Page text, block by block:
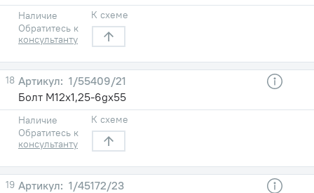
Наличие
Обратитесь к
консультанту
К схеме
18
1/55409/21
Болт М12х1,25-6gх55
Наличие
Обратитесь к
консультанту
К схеме
19
1/45172/23